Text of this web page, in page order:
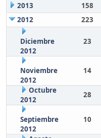
2013
158
2012
223
Diciembre
2012
23
Noviembre
2012
14
Octubre
2012
28
Septiembre
2012
10